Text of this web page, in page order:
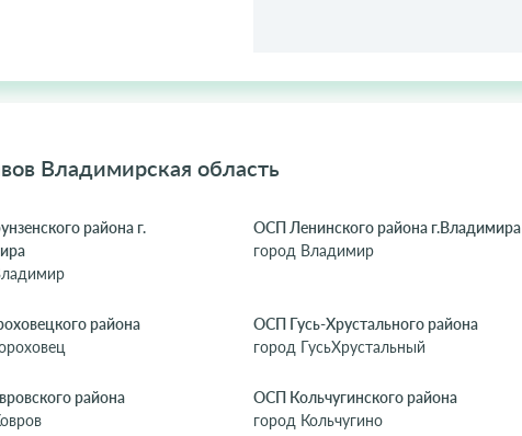
Владимирская область
района г.
ОСП Ленинского района г.Владимира
город Владимир
района
ОСП Гусь-Хрустального района
город ГусьХрустальный
района
ОСП Кольчугинского района
город Кольчугино